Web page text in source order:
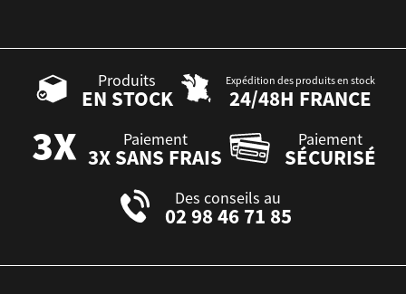
Produits
EN STOCK
Expédition des produits en stock
24/48H FRANCE
Paiement
3X SANS FRAIS
Paiement
SÉCURISÉ
Des conseils au
02 98 46 71 85